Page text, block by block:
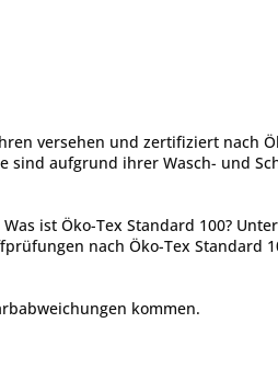
versehen und zertifiziert nach
sind aufgrund ihrer Wasch- und
ist Öko-Tex Standard 100?
nach Öko-Tex Standard
kommen.